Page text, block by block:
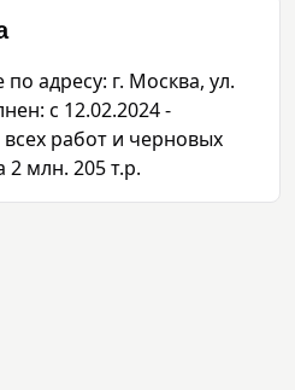
адресу: г. Москва, ул.
с 12.02.2024 -
работ и черновых
2 млн. 205 т.р.